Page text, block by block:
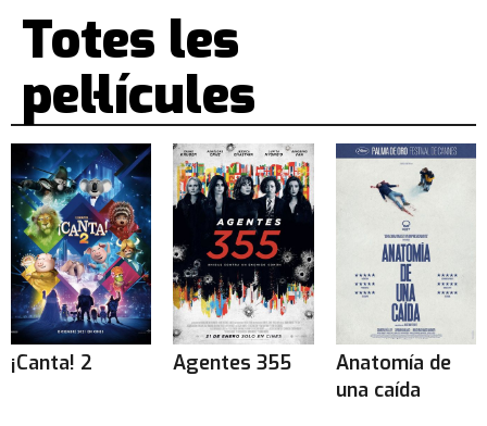
Totes les
pel·lícules
¡Canta! 2 Agentes 355
Anatomía de
una caída